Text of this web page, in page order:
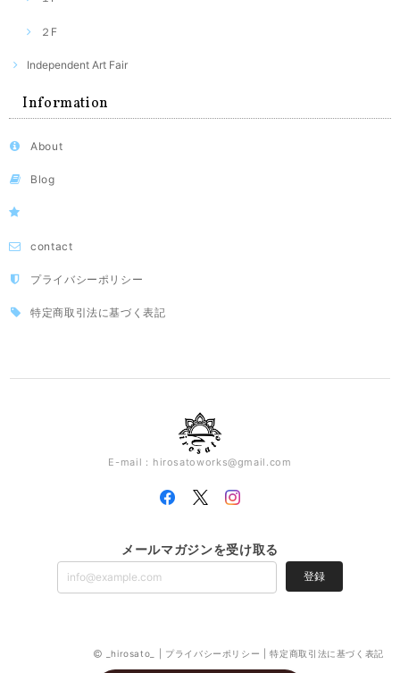
２F
Independent Art Fair
Information
About
Blog
contact
プライバシーポリシー
特定商取引法に基づく表記
E-mail： hirosatoworks@gmail.com
メールマガジンを受け取る
登録
_hirosato_ | プライバシーポリシー |特定商取引法に基づく表記